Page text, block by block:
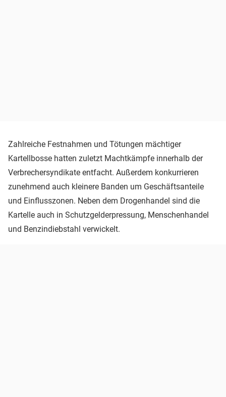
Zahlreiche Festnahmen und Tötungen mächtiger
Kartellbosse hatten zuletzt Machtkämpfe innerhalb der
Verbrechersyndikate entfacht. Außerdem konkurrieren
zunehmend auch kleinere Banden um Geschäftsanteile
und Einflusszonen. Neben dem Drogenhandel sind die
Kartelle auch in Schutzgelderpressung, Menschenhandel
und Benzindiebstahl verwickelt.